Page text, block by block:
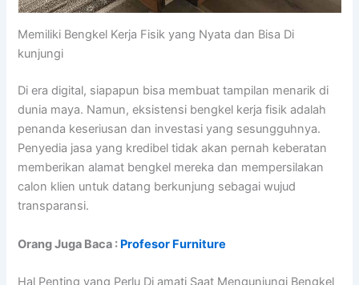
Memiliki Bengkel Kerja Fisik yang Nyata dan Bisa Di
kunjungi
Di era digital, siapapun bisa membuat tampilan menarik di
dunia maya. Namun, eksistensi bengkel kerja fisik adalah
penanda keseriusan dan investasi yang sesungguhnya.
Penyedia jasa yang kredibel tidak akan pernah keberatan
memberikan alamat bengkel mereka dan mempersilakan
calon klien untuk datang berkunjung sebagai wujud
transparansi.
Orang Juga Baca : Profesor Furniture
Hal Penting yang Perlu Di amati Saat Mengunjungi Bengkel